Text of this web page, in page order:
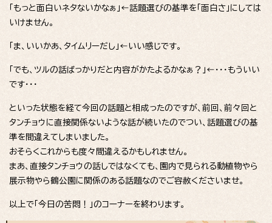
「もっと面白いネタないかなぁ」←話題選びの基準を「面白さ」にしては
いけません。
「ま、いいかあ、タイムリーだし」←いい感じです。
「でも、ツルの話ばっかりだと内容がかたよるかなぁ？」←・・・もういい
です・・・
といった状態を経て今回の話題と相成ったのですが、前回、前々回と
タンチョウに直接関係ないような話が続いたのでつい、話題選びの基
準を間違えてしまいました。
おそらくこれからも度々間違えるかもしれません。
まあ、直接タンチョウの話しではなくても、園内で見られる動植物やら
展示物やら鶴公園に関係のある話題なのでご容赦くださいませ。
以上で「今日の苦悶！」のコーナーを終わります。